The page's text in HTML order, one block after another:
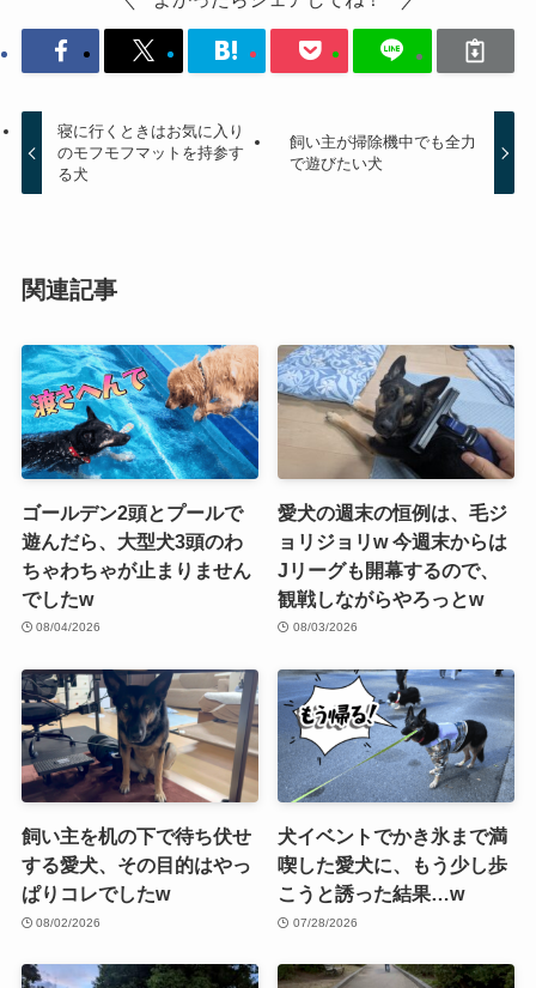
寝に行くときはお気に入り
のモフモフマットを持参す
る犬
飼い主が掃除機中でも全力
で遊びたい犬
関連記事
ゴールデン2頭とプールで
遊んだら、大型犬3頭のわ
ちゃわちゃが止まりません
でしたw
08/04/2026
愛犬の週末の恒例は、毛ジ
ョリジョリw 今週末からは
Jリーグも開幕するので、
観戦しながらやろっとw
08/03/2026
飼い主を机の下で待ち伏せ
する愛犬、その目的はやっ
ぱりコレでしたw
08/02/2026
犬イベントでかき氷まで満
喫した愛犬に、もう少し歩
こうと誘った結果…w
07/28/2026